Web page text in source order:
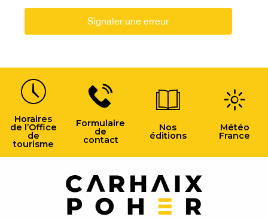
Signaler une erreur
Horaires
de l’Office
de
tourisme
Formulaire
de
contact
Nos
éditions
Météo
France